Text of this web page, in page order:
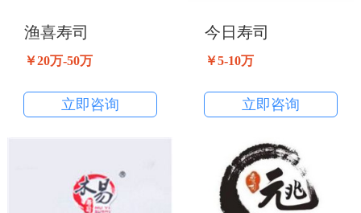
渔喜寿司
￥20万-50万
立即咨询
今日寿司
￥5-10万
立即咨询